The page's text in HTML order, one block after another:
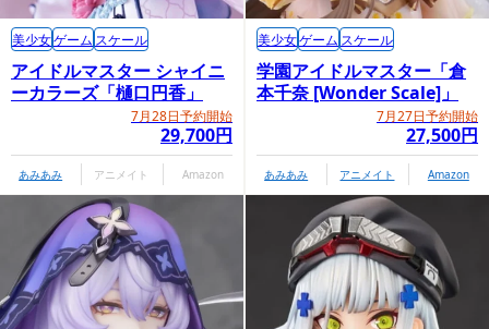
アイドルマスター シャイニ
ーカラーズ「樋口円香」
7月28日予約開始
29,700円
美少女ゲーム スケール
あみあみ アニメイト Amazon
学園アイドルマスター「倉
本千奈 [Wonder Scale]」
7月27日予約開始
27,500円
美少女ゲーム スケール
あみあみ アニメイト Amazon